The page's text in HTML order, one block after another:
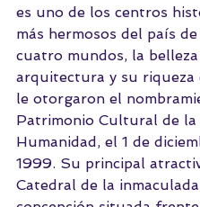
es uno de los centros
más hermosos del país
cuatro mundos, la
arquitectura y su
le otorgaron el
Patrimonio Cultural de la
Humanidad, el 1 de
1999. Su principal
Catedral de la inmaculada